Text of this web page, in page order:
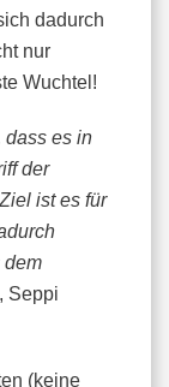
dadurch
nur
Wuchtel!
dass es in
der
ist es für
dem
Seppi
(keine